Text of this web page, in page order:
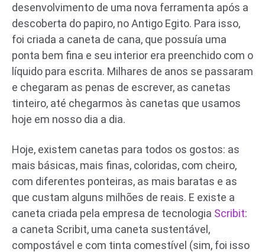
desenvolvimento de uma nova ferramenta após a
descoberta do papiro, no Antigo Egito. Para isso,
foi criada a caneta de cana, que possuía uma
ponta bem fina e seu interior era preenchido com o
líquido para escrita. Milhares de anos se passaram
e chegaram as penas de escrever, as canetas
tinteiro, até chegarmos às canetas que usamos
hoje em nosso dia a dia.
Hoje, existem canetas para todos os gostos: as
mais básicas, mais finas, coloridas, com cheiro,
com diferentes ponteiras, as mais baratas e as
que custam alguns milhões de reais. E existe a
caneta criada pela empresa de tecnologia Scribit:
a caneta Scribit, uma caneta sustentável,
compostável e com tinta comestível (sim, foi isso